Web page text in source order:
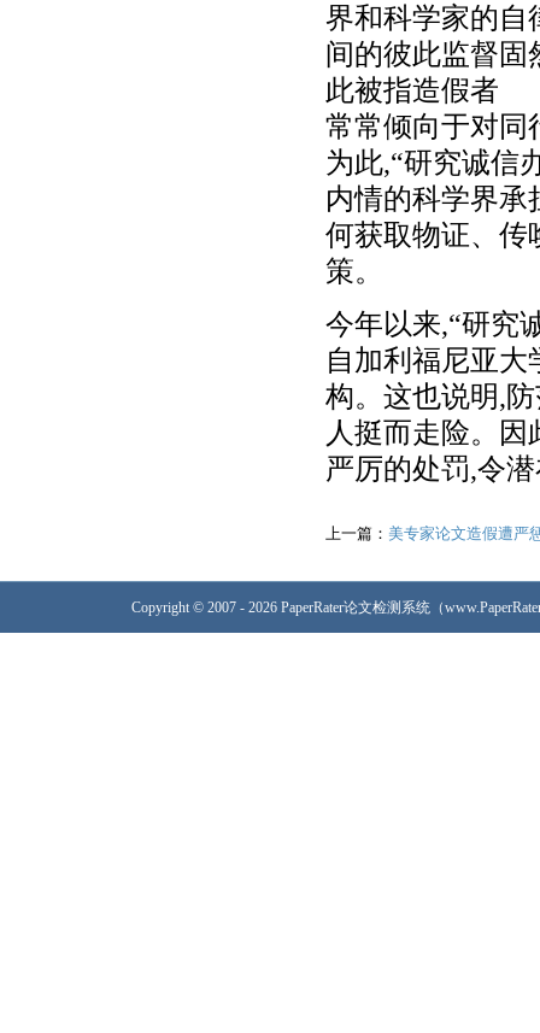
界和科学家的自
间的彼此监督固
此被指造假者
常常倾向于对同
为此,“研究诚信
内情的科学界承
何获取物证、传
策。
今年以来,“研究
自加利福尼亚
构。这也说明,
人挺而走险。
严厉的处罚,令
上一篇： 美专家论文造假遭严
Copyright © 2007 - 2026 PaperRater论文检测系统（